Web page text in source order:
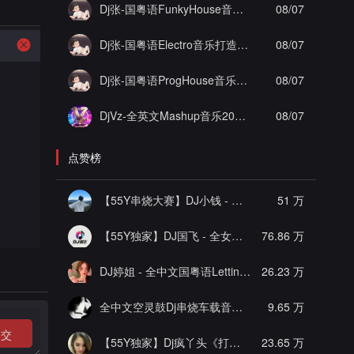
Dj张-国粤语FunkyHouse音乐打造搏哥私人定制泡沫实录串烧Vol.1 08/07
Dj张-国粤语Electro音乐打造凤姐黄昏专属实录串烧Vol.2 08/07
Dj张-国粤语ProgHouse音乐凯旋一号杨佟瑄杨小姐私人定制爱你但说不出口混搭实录串烧Vol.13 08/07
DjVz-全英文Mashup音乐2026电音房派对男女说唱气氛上头慢摇串烧 08/07
点赞榜
【55Y串烧大赛】DJ小钱 - 全中文旋律2025抖音热播精选串烧 51 万
【55Y独家】DJ国飞 - 全女声撕心裂肺的伤感情歌精选集-HiFi高清立体声车载连版大碟 76.86 万
DJ婷姐 - 全中文国粤语LettingGo抖音新版慢摇串烧 26.23 万
全中文空灵鼓Dj串烧车载音乐 [推荐]9.65 万
【55Y独家】Dj疯丫头《打歌妹》国粤语Funk音乐抖音热播55Y车载串烧 23.65 万